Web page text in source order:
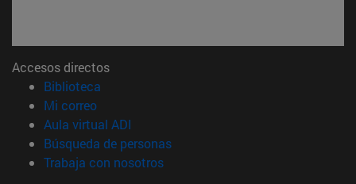
Accesos directos
Biblioteca
Mi correo(abre en nueva ventana)
Aula virtual ADI
Búsqueda de personas(abre en nueva ventana)
Trabaja con nosotros(abre en nueva ventana)